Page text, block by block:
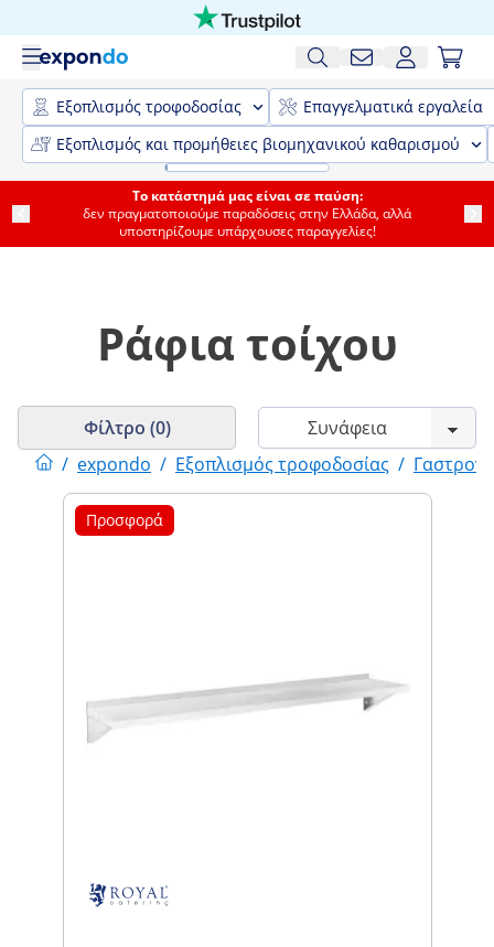
Εξοπλισμός τροφοδοσίας
Επαγγελματικά εργαλεία
Εξοπλισμός και προμήθειες βιομηχανικού καθαρισμού
Το κατάστημά μας είναι σε παύση:
δεν πραγματοποιούμε παραδόσεις στην Ελλάδα, αλλά
υποστηρίζουμε υπάρχουσες παραγγελίες!
Ράφια τοίχου
/ expondo / Εξοπλισμός τροφοδοσίας /
Φίλτρο (0)
Προσφορά